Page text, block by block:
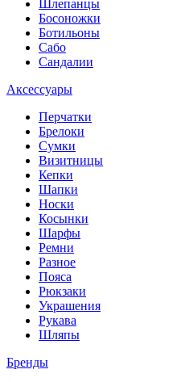
Шлепанцы
Босоножки
Ботильоны
Сабо
Сандалии
Аксессуары
Перчатки
Брелоки
Сумки
Визитницы
Кепки
Шапки
Носки
Косынки
Шарфы
Ремни
Разное
Пояса
Рюкзаки
Украшения
Рукава
Шляпы
Бренды